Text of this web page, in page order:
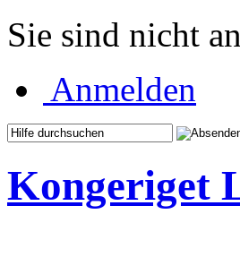
Sie sind nicht
Anmelden
Kongeriget